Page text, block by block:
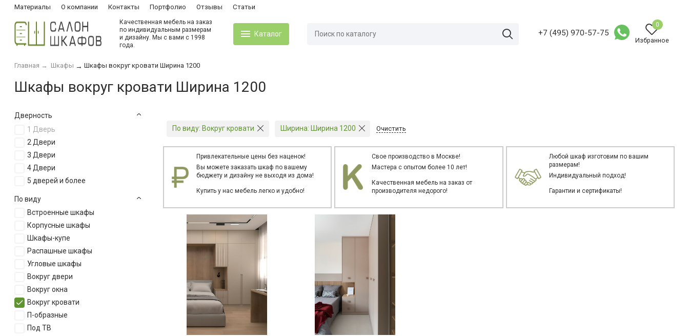
Материалы О компании Контакты Портфолио Отзывы Статьи
Качественная мебель на заказ
по индивидуальным размерам
и дизайну. Мы с вами с 1998
года.
Каталог +7 (495) 970-57-75
0
Избранное
Главная → Шкафы → Шкафы вокруг кровати Ширина 1200
Шкафы вокруг кровати Ширина 1200
Дверность
1 Дверь
2 Двери
3 Двери
4 Двери
5 дверей и более
По виду
Встроенные шкафы
Корпусные шкафы
Шкафы-купе
Распашные шкафы
Угловые шкафы
Вокруг двери
Вокруг окна
Вокруг кровати
П-образные
Под ТВ
По виду: Вокруг кровати Ширина: Ширина 1200 Очистить
Привлекательные цены без наценок!
Вы можете заказать шкаф по вашему
бюджету и дизайну не выходя из дома!
Купить у нас мебель легко и удобно!
Свое производство в Москве!
Мастера с опытом более 10 лет!
Качественная мебель на заказ от
производителя недорого!
Любой шкаф изготовим по вашим
размерам!
Индивидуальный подход!
Гарантии и сертификаты!